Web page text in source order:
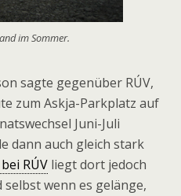
im Sommer.
sagte gegenüber RÚV,
zum Askja-Parkplatz auf
Juni-Juli
dann auch gleich stark
RÚV liegt dort jedoch
selbst wenn es gelänge,